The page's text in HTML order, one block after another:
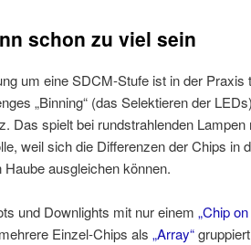
schon zu viel sein
um eine SDCM-Stufe ist in der Praxis
„Binning“ (das Selektieren der
Das spielt bei rundstrahlenden
weil sich die Differenzen der Chips in
ausgleichen können.
und Downlights mit nur einem „Chip
Einzel-Chips als „Array“